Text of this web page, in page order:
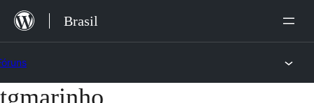
para
Brasil
Pular
tgmarinho